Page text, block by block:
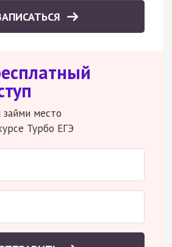
займи место
Турбо ЕГЭ